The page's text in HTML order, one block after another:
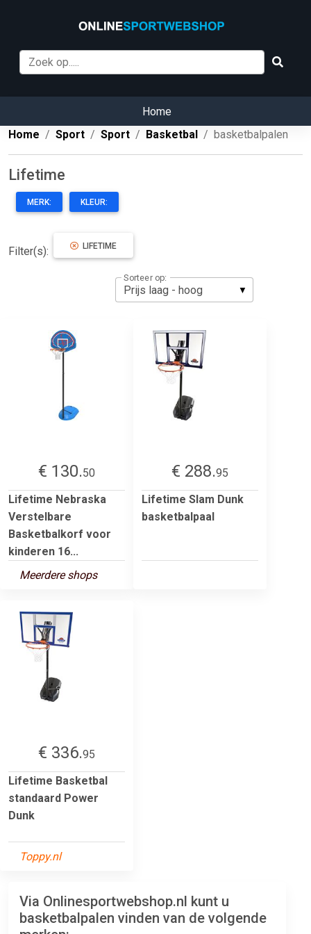
Home
Home
Sport Sport Basketbal basketbalpalen
Lifetime
MERK: KLEUR:
Filter(s): LIFETIME
Sorteer op:
€ 130.50
Lifetime Nebraska
Verstelbare
Basketbalkorf voor
kinderen 16...
Meerdere shops
€ 288.95
Lifetime Slam Dunk
basketbalpaal
€ 336.95
Lifetime Basketbal
standaard Power
Dunk
Toppy.nl
Via Onlinesportwebshop.nl kunt u
basketbalpalen vinden van de volgende